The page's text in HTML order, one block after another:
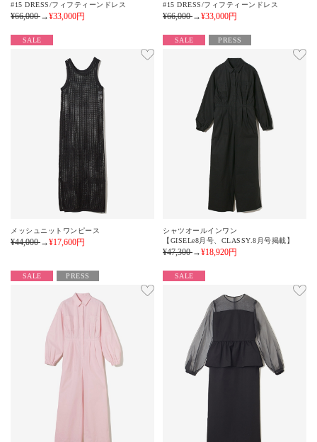
#15 DRESS/フィフティーンドレス
¥66,000→¥33,000円
#15 DRESS/フィフティーンドレス
¥66,000→¥33,000円
SALE
メッシュニットワンピース
¥44,000→¥17,600円
SALE PRESS
シャツオールインワン
【GISELe8月号、CLASSY.8月号掲載】
¥47,300→¥18,920円
SALE PRESS SALE